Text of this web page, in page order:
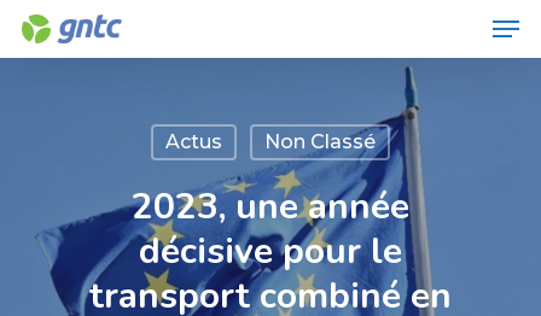
Skip
Actus Non Classé
2023, une année
décisive pour le
transport combiné en